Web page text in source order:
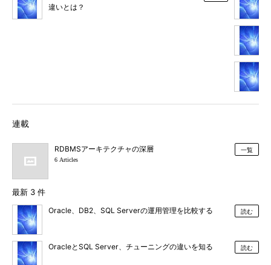
違いとは？
連載
RDBMSアーキテクチャの深層
6 Articles
一覧
最新 3 件
Oracle、DB2、SQL Serverの運用管理を比較する 読む
OracleとSQL Server、チューニングの違いを知る 読む